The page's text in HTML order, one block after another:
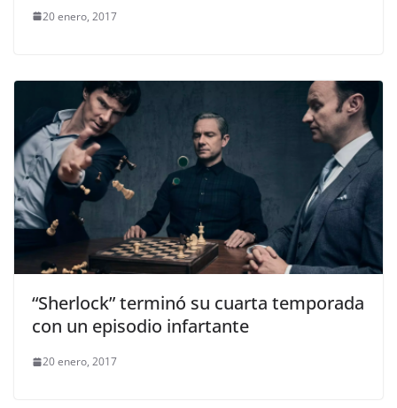
20 enero, 2017
“Sherlock” terminó su cuarta temporada
con un episodio infartante
20 enero, 2017